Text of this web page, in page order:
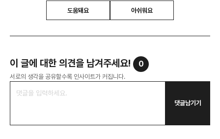
도움돼요 아쉬워요
이 글에 대한 의견을 남겨주세요! 0
서로의 생각을 공유할수록 인사이트가 커집니다.
댓글남기기